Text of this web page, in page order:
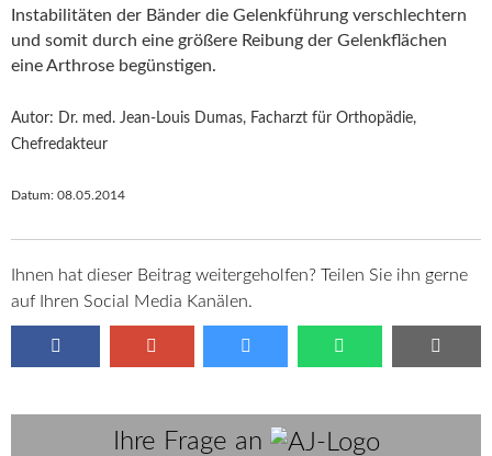
Instabilitäten der Bänder die Gelenkführung verschlechtern
und somit durch eine größere Reibung der Gelenkflächen
eine Arthrose begünstigen.
Autor: Dr. med. Jean-Louis Dumas, Facharzt für Orthopädie,
Chefredakteur
Datum: 08.05.2014
Ihnen hat dieser Beitrag weitergeholfen? Teilen Sie ihn gerne
auf Ihren Social Media Kanälen.
Ihre Frage an AJ